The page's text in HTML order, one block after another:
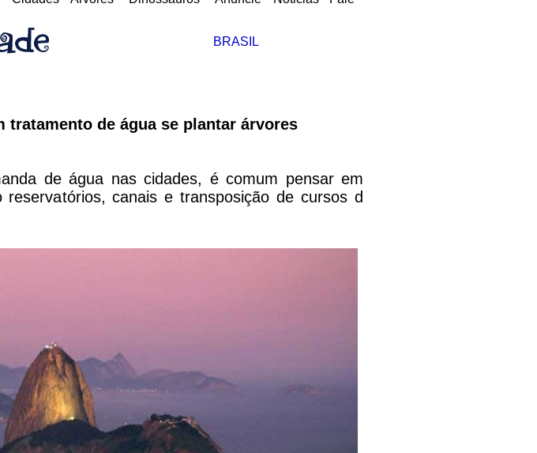
BRASIL
tratamento de água se plantar árvores
de água nas cidades, é comum pensar em
canais e transposição de cursos d